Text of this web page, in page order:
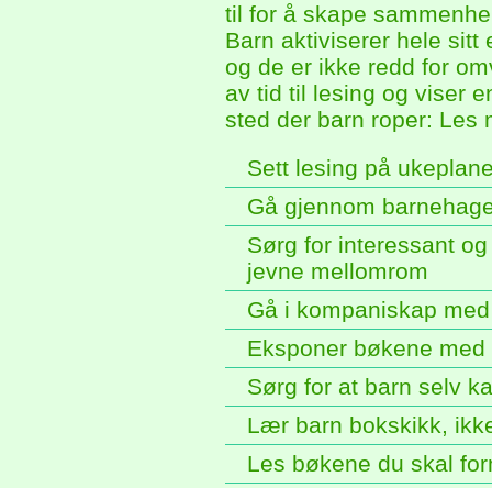
til for å skape
Barn aktiviserer hele sitt
og de er ikke redd for
av tid til lesing og viser
sted der barn roper: Les
Sett lesing på
Gå gjennom
Sørg for interessant
jevne mellomrom
Gå i kompaniskap
Eksponer bøkene
Sørg for at barn selv
Lær barn bokskikk,
Les bøkene du skal